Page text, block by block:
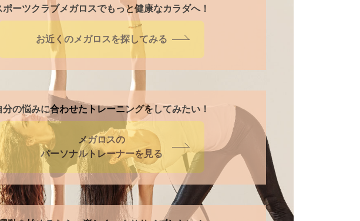
ポーツクラブメガロスでもっと健康なカラダへ！
お近くのメガロスを探してみる
分の悩みに合わせたトレーニングをしてみたい！
メガロスの
パーソナルトレーナーを見る